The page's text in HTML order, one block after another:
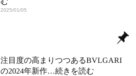
2025/01/05
注目度の高まりつつあるBVLGARI
の2024年新作…続きを読む